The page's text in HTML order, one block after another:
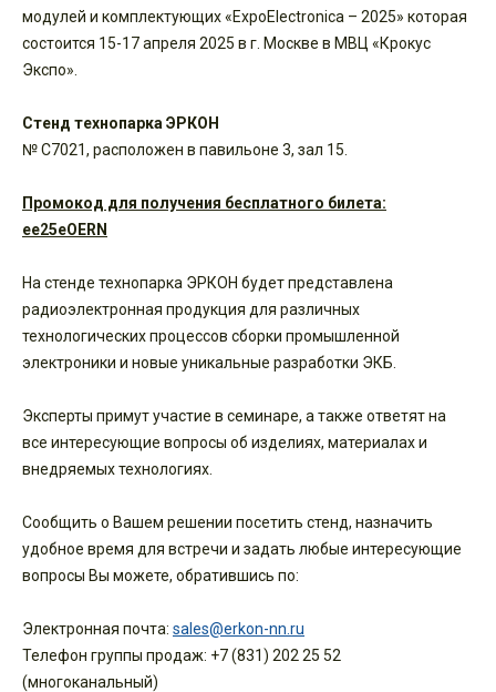
модулей и комплектующих «ExpoElectronica – 2025» которая
состоится 15-17 апреля 2025 в г. Москве в МВЦ «Крокус
Экспо».
Стенд технопарка ЭРКОН
№ C7021, расположен в павильоне 3, зал 15.
Промокод для получения бесплатного билета:
ee25eOERN
На стенде технопарка ЭРКОН будет представлена
радиоэлектронная продукция для различных
технологических процессов сборки промышленной
электроники и новые уникальные разработки ЭКБ.
Эксперты примут участие в семинаре, а также ответят на
все интересующие вопросы об изделиях, материалах и
внедряемых технологиях.
Сообщить о Вашем решении посетить стенд, назначить
удобное время для встречи и задать любые интересующие
вопросы Вы можете, обратившись по:
Электронная почта: sales@erkon-nn.ru
Телефон группы продаж: +7 (831) 202 25 52
(многоканальный)